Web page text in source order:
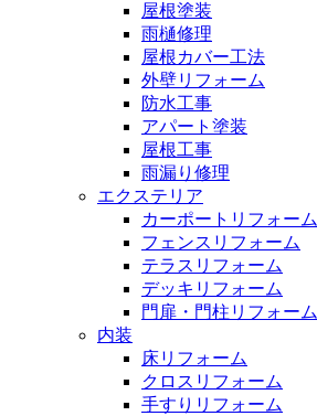
屋根塗装
雨樋修理
屋根カバー工法
外壁リフォーム
防水工事
アパート塗装
屋根工事
雨漏り修理
エクステリア
カーポートリフォーム
フェンスリフォーム
テラスリフォーム
デッキリフォーム
門扉・門柱リフォーム
内装
床リフォーム
クロスリフォーム
手すりリフォーム